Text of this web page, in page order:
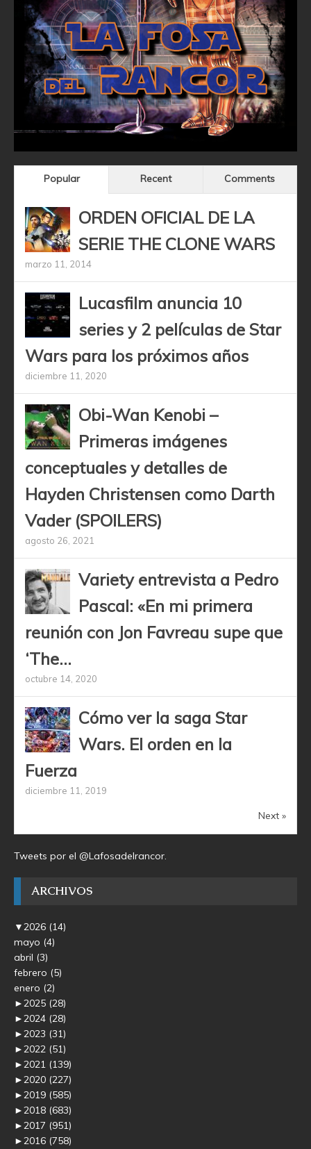
Popular Recent Comments
ORDEN OFICIAL DE LA
SERIE THE CLONE WARS
marzo 11, 2014
Lucasfilm anuncia 10
series y 2 películas de Star
Wars para los próximos años
diciembre 11, 2020
Obi-Wan Kenobi –
Primeras imágenes
conceptuales y detalles de
Hayden Christensen como Darth
Vader (SPOILERS)
agosto 26, 2021
Variety entrevista a Pedro
Pascal: «En mi primera
reunión con Jon Favreau supe que
‘The...
octubre 14, 2020
Cómo ver la saga Star
Wars. El orden en la
Fuerza
diciembre 11, 2019
Next »
Tweets por el @Lafosadelrancor.
ARCHIVOS
▼2026 (14)
mayo (4)
abril (3)
febrero (5)
enero (2)
►2025 (28)
►2024 (28)
►2023 (31)
►2022 (51)
►2021 (139)
►2020 (227)
►2019 (585)
►2018 (683)
►2017 (951)
►2016 (758)